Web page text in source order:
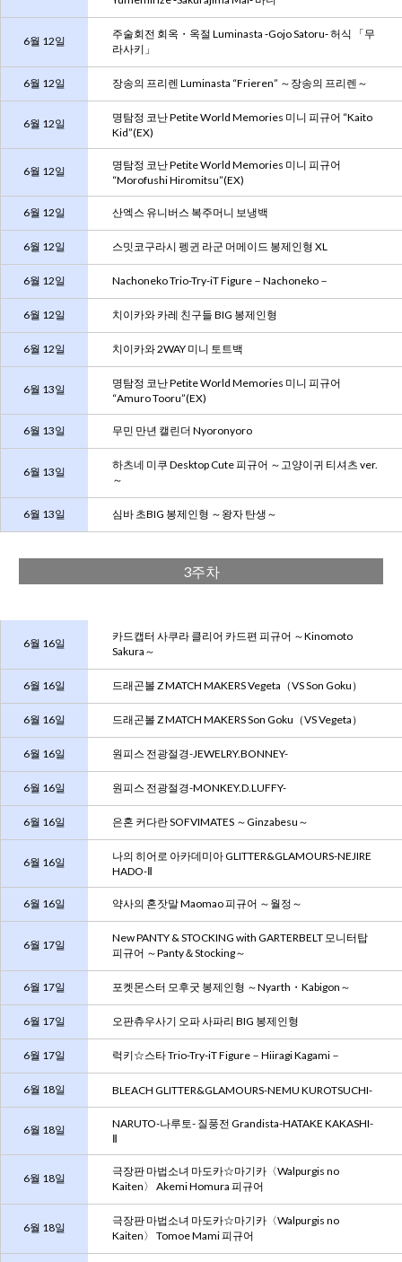
6월 12일
주술회전 회옥・옥절 Luminasta ‐Gojo Satoru‐ 허식 「무
라사키」
6월 12일 장송의 프리렌 Luminasta “Frieren” ～장송의 프리렌～
6월 12일
명탐정 코난 Petite World Memories 미니 피규어 “Kaito
Kid”(EX)
6월 12일
명탐정 코난 Petite World Memories 미니 피규어
“Morofushi Hiromitsu”(EX)
6월 12일 산엑스 유니버스 복주머니 보냉백
6월 12일 스밋코구라시 펭귄 라군 머메이드 봉제인형 XL
6월 12일 Nachoneko Trio-Try-iT Figure－Nachoneko－
6월 12일 치이카와 카레 친구들 BIG 봉제인형
6월 12일 치이카와 2WAY 미니 토트백
6월 13일
명탐정 코난 Petite World Memories 미니 피규어
“Amuro Tooru”(EX)
6월 13일 무민 만년 캘린더 Nyoronyoro
6월 13일
하츠네 미쿠 Desktop Cute 피규어 ～고양이귀 티셔츠 ver.
～
6월 13일 심바 초BIG 봉제인형 ～왕자 탄생～
3주차
6월 16일
카드캡터 사쿠라 클리어 카드편 피규어 ～Kinomoto
Sakura～
6월 16일 드래곤볼 Z MATCH MAKERS Vegeta（VS Son Goku）
6월 16일 드래곤볼 Z MATCH MAKERS Son Goku（VS Vegeta）
6월 16일 원피스 전광절경-JEWELRY.BONNEY-
6월 16일 원피스 전광절경-MONKEY.D.LUFFY-
6월 16일 은혼 커다란 SOFVIMATES ～Ginzabesu～
6월 16일
나의 히어로 아카데미아 GLITTER&GLAMOURS-NEJIRE
HADO-Ⅱ
6월 16일 약사의 혼잣말 Maomao 피규어 ～월정～
6월 17일
New PANTY & STOCKING with GARTERBELT 모니터탑
피규어 ～Panty＆Stocking～
6월 17일 포켓몬스터 모후굿 봉제인형 ～Nyarth・Kabigon～
6월 17일 오판츄우사기 오파 사파리 BIG 봉제인형
6월 17일 럭키☆스타 Trio-Try-iT Figure－Hiiragi Kagami－
6월 18일 BLEACH GLITTER&GLAMOURS-NEMU KUROTSUCHI-
6월 18일
NARUTO-나루토- 질풍전 Grandista-HATAKE KAKASHI-
Ⅱ
6월 18일
극장판 마법소녀 마도카☆마기카〈Walpurgis no
Kaiten〉 Akemi Homura 피규어
6월 18일
극장판 마법소녀 마도카☆마기카〈Walpurgis no
Kaiten〉 Tomoe Mami 피규어